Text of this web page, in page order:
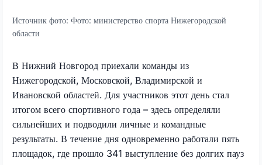
Источник фото: Фото: министерство спорта Нижегородской
области
В Нижний Новгород приехали команды из
Нижегородской, Московской, Владимирской и
Ивановской областей. Для участников этот день стал
итогом всего спортивного года – здесь определяли
сильнейших и подводили личные и командные
результаты. В течение дня одновременно работали пять
площадок, где прошло 341 выступление без долгих пауз